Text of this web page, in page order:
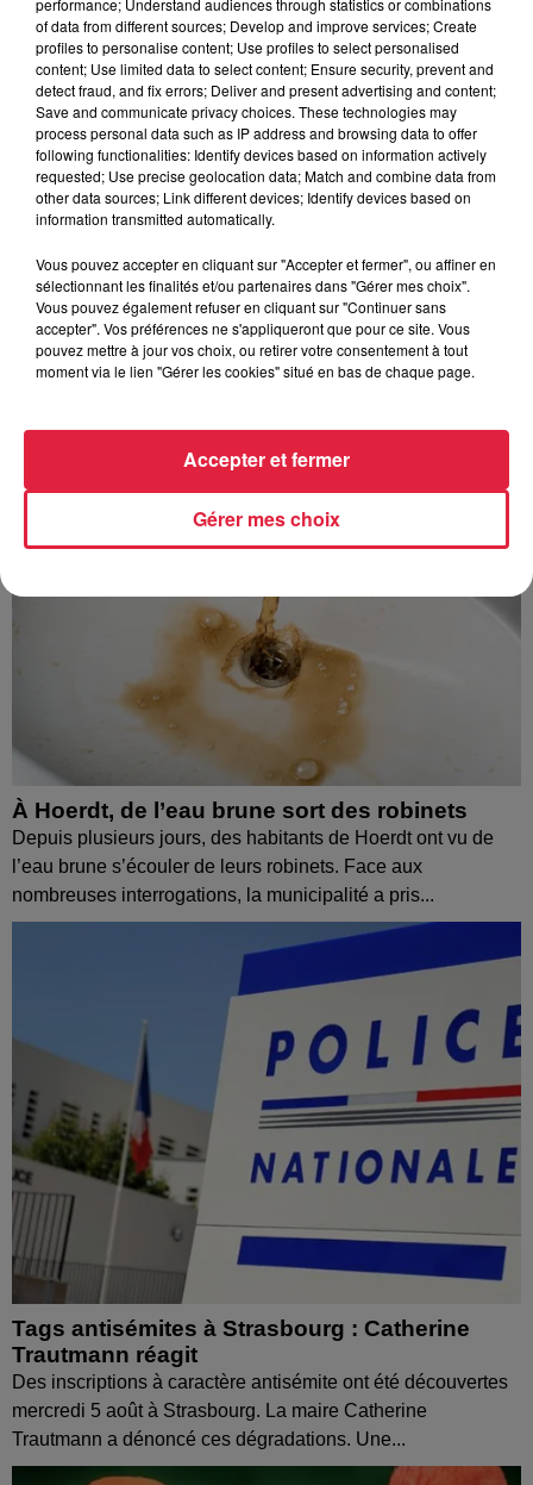
Catherine Trautmann réagit
6 août 2026
Au zoo de Mulhouse : rencontre
avec les flamants rouges
À découvrir également
À Hoerdt, de l’eau brune sort des robinets
Depuis plusieurs jours, des habitants de Hoerdt ont vu de
l’eau brune s’écouler de leurs robinets. Face aux
nombreuses interrogations, la municipalité a pris...
Tags antisémites à Strasbourg : Catherine
Trautmann réagit
Des inscriptions à caractère antisémite ont été découvertes
mercredi 5 août à Strasbourg. La maire Catherine
Trautmann a dénoncé ces dégradations. Une...
of data from different sources; Develop and improve services; Create
profiles to personalise content; Use profiles to select personalised
content; Use limited data to select content; Ensure security, prevent and
detect fraud, and fix errors; Deliver and present advertising and content;
Save and communicate privacy choices. These technologies may
process personal data such as IP address and browsing data to offer
following functionalities: Identify devices based on information actively
requested; Use precise geolocation data; Match and combine data from
other data sources; Link different devices; Identify devices based on
information transmitted automatically.
Vous pouvez accepter en cliquant sur "Accepter et fermer", ou affiner en
sélectionnant les finalités et/ou partenaires dans "Gérer mes choix".
Vous pouvez également refuser en cliquant sur "Continuer sans
accepter". Vos préférences ne s'appliqueront que pour ce site. Vous
pouvez mettre à jour vos choix, ou retirer votre consentement à tout
moment via le lien "Gérer les cookies" situé en bas de chaque page.
Gérer mes choix
Accepter et fermer